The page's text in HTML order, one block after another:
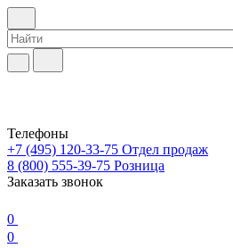
Телефоны
+7 (495) 120-33-75 Отдел продаж
8 (800) 555-39-75 Розница
Заказать звонок
0
0